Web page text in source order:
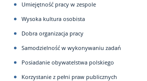
Umiejętność pracy w zespole
Wysoka kultura osobista
Dobra organizacja pracy
Samodzielność w wykonywaniu zadań
Posiadanie obywatelstwa polskiego
Korzystanie z pełni praw publicznych